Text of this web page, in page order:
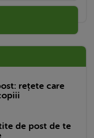
rețete care
de post de te